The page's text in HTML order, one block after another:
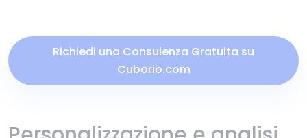
Richiedi una Consulenza Gratuita su
Cuborio.com